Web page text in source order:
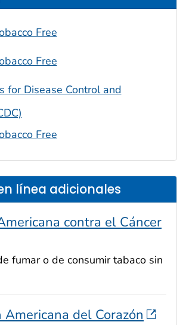
Free
Free
for Disease Control and
Free
línea adicionales
contra el Cáncer
fumar o de consumir tabaco sin
Americana del Corazón